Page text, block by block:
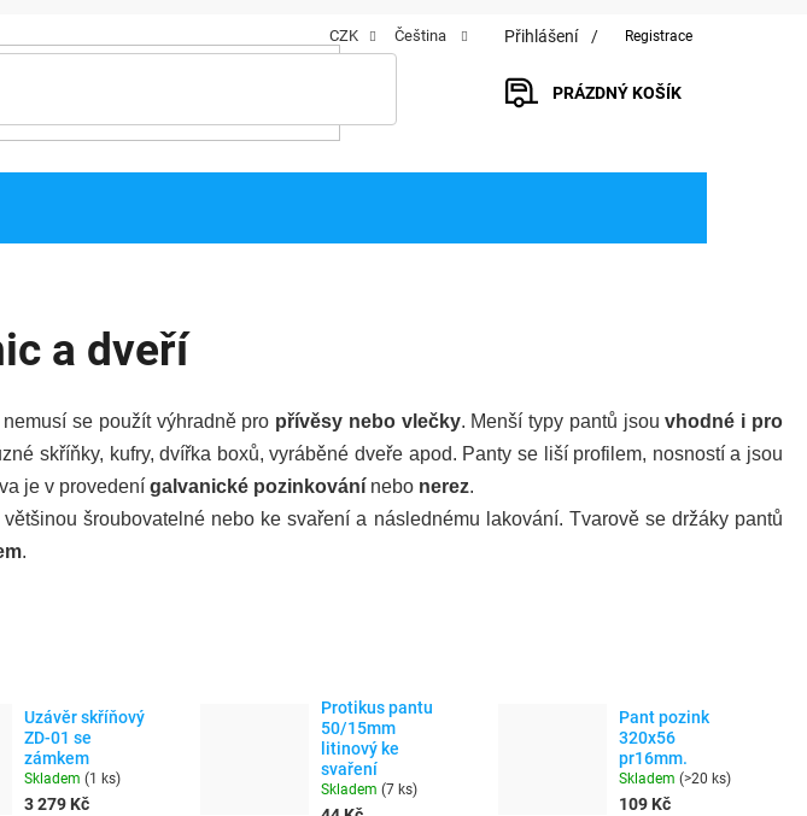
CZK Čeština Přihlášení Registrace
PRÁZDNÝ KOŠÍK
a dveří
se použít výhradně pro přívěsy nebo vlečky. Menší typy pantů jsouvhodné i pro
skříňky, kufry, dvířka boxů, vyráběné dveře apod. Panty se liší profilem, nosností a jsou
je v provedení galvanické pozinkování nebo nerez.
většinou šroubovatelné nebo ke svaření a následnému lakování. Tvarově se držáky pantů
.
Uzávěr skříňový
ZD-01 se
zámkem
Skladem (1 ks)
3 279 Kč
Protikus pantu
50/15mm
litinový ke
svaření
Skladem (7 ks)
Pant pozink
320x56
pr16mm.
Skladem (>20 ks)
109 Kč